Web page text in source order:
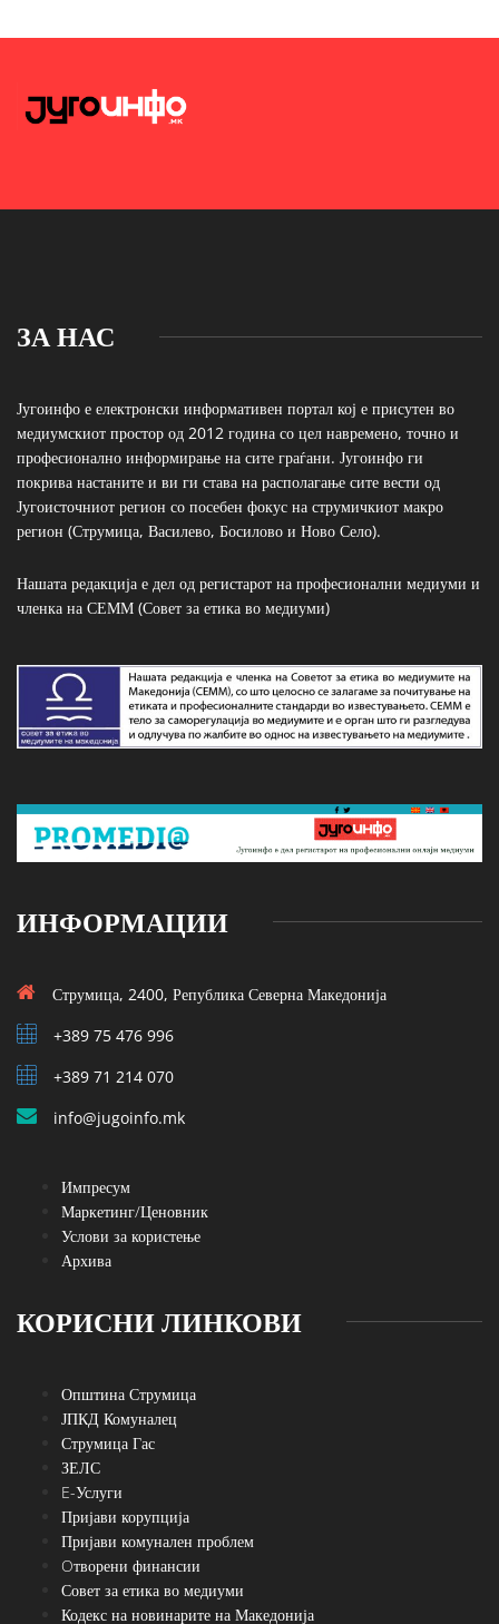
ЗА НАС
Југоинфо е електронски информативен портал кој е присутен во
медиумскиот простор од 2012 година со цел навремено, точно и
професионално информирање на сите граѓани. Југоинфо ги
покрива настаните и ви ги става на располагање сите вести од
Југоисточниот регион со посебен фокус на струмичкиот макро
регион (Струмица, Василево, Босилово и Ново Село).
Нашата редакција е дел од регистарот на професионални медиуми и
членка на СЕММ (Совет за етика во медиуми)
ИНФОРМАЦИИ
Струмица, 2400, Република Северна Македонија
+389 75 476 996
+389 71 214 070
info@jugoinfo.mk
Импресум
Маркетинг/Ценовник
Услови за користење
Архива
КОРИСНИ ЛИНКОВИ
Општина Струмица
ЈПКД Комуналец
Струмица Гас
ЗЕЛС
E-Услуги
Пријави корупција
Пријави комунален проблем
Oтворени финансии
Совет за етика во медиуми
Кодекс на новинарите на Македонија